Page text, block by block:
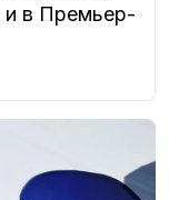
и в Премьер-